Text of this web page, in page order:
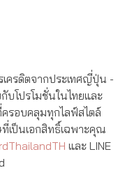
ครดิตจากประเทศญี่ปุ่น -
บโปรโมชั่นในไทยและ
รอบคลุมทุกไลฟ์สไตล์
เป็นเอกสิทธิ์เฉพาะคุณ
และ LINE